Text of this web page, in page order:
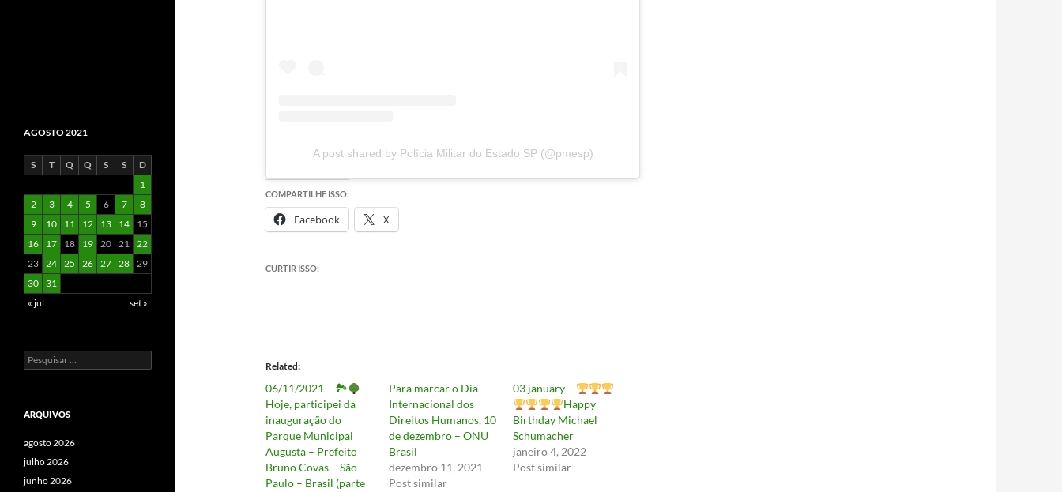
A post shared by Polícia Militar do Estado SP (@pmesp)
COMPARTILHE ISSO:
Facebook X
CURTIR ISSO:
Related
06/11/2021 – 🏞
Hoje, participei da
inauguração do
Parque Municipal
Augusta – Prefeito
Bruno Covas – São
Paulo – Brasil (parte
Para marcar o Dia
Internacional dos
Direitos Humanos, 10
de dezembro – ONU
Brasil
dezembro 11, 2021
Post similar
03 january –
Happy
Birthday Michael
Schumacher
janeiro 4, 2022
Post similar
AGOSTO 2021
S T Q Q S S
D
1
2
3 4 5 6 7
8
9
10 11 12 13 14
15
16
17 18 19 20 21 22
23 24 25 26 27 28 29
30
31
« jul
set »
Pesquisar
por:
ARQUIVOS
agosto 2026
julho 2026
junho 2026